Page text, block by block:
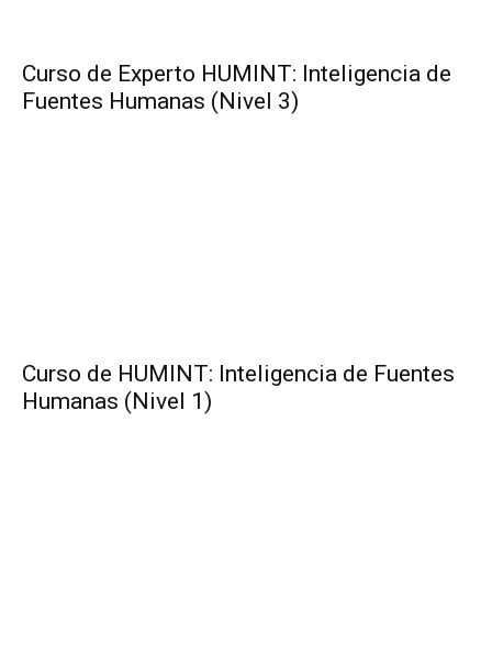
Curso de Experto HUMINT: Inteligencia de
Fuentes Humanas (Nivel 3)
Curso de HUMINT: Inteligencia de Fuentes
Humanas (Nivel 1)